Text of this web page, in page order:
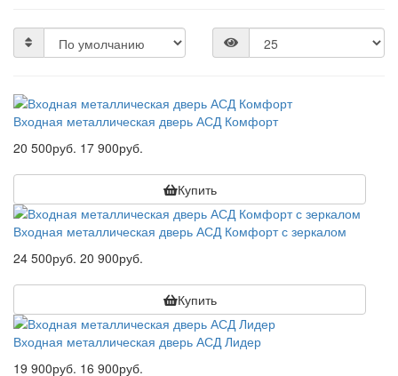
Входная металлическая дверь АСД Комфорт
20 500руб. 17 900руб.
Купить
Входная металлическая дверь АСД Комфорт с зеркалом
24 500руб. 20 900руб.
Купить
Входная металлическая дверь АСД Лидер
19 900руб. 16 900руб.